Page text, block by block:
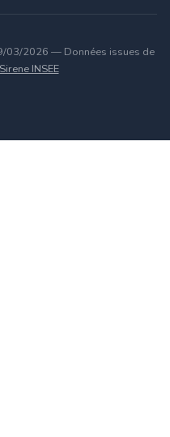
03/2026 — Données issues de
Sirene INSEE